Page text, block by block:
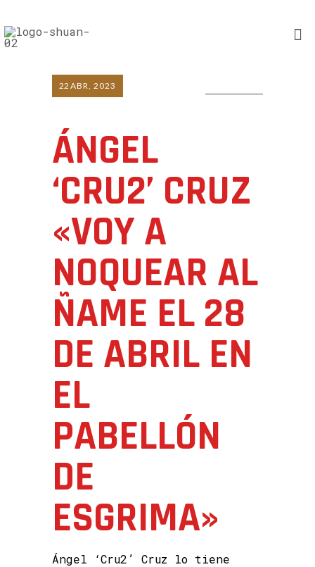
22 ABR, 2023
ÁNGEL
‘CRU2’ CRUZ
«VOY A
NOQUEAR AL
ÑAME EL 28
DE ABRIL EN
EL
PABELLÓN
DE
ESGRIMA»
Ángel ‘Cru2’ Cruz lo tiene